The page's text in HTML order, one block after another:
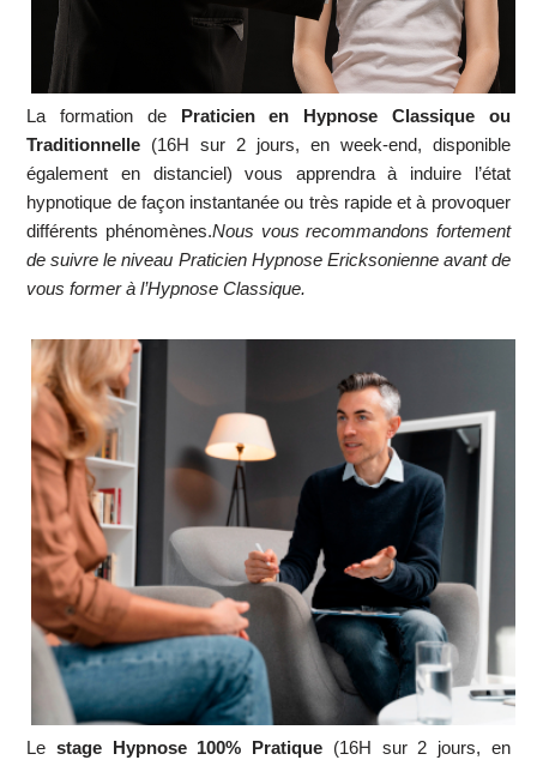
La formation de Praticien en Hypnose Classique ou
Traditionnelle (16H sur 2 jours, en week-end, disponible
également en distanciel) vous apprendra à induire l’état
hypnotique de façon instantanée ou très rapide et à provoquer
différents phénomènes.Nous vous recommandons fortement
de suivre le niveau Praticien Hypnose Ericksonienne avant de
vous former à l’Hypnose Classique.
Lestage Hypnose 100% Pratique (16H sur 2 jours, en